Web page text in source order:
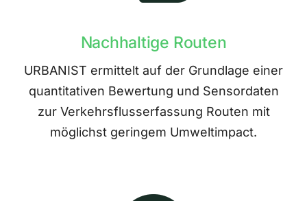
Nachhaltige Routen
URBANIST ermittelt auf der Grundlage einer
quantitativen Bewertung und Sensordaten
zur Verkehrsflusserfassung Routen mit
möglichst geringem Umweltimpact.